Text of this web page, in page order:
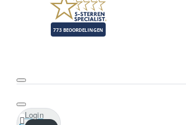
Login